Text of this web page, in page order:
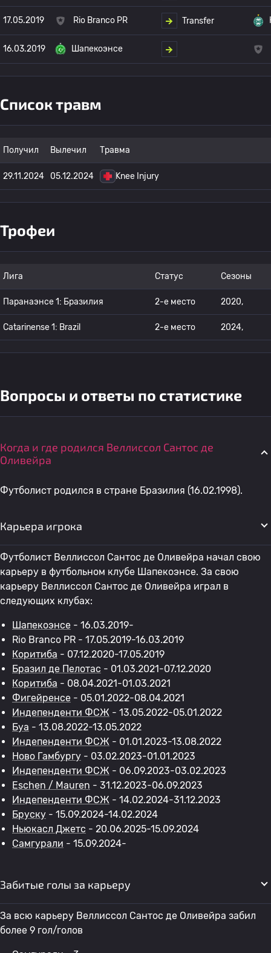
17.05.2019 Rio Branco PR Transfer
16.03.2019 Шапекоэнсе
Список травм
Получил Вылечил Травма
29.11.2024 05.12.2024 Knee Injury
Трофеи
Лига Статус Сезоны
Паранаэнсе 1: Бразилия 2-е место 2020,
Catarinense 1: Brazil 2-е место 2024,
Вопросы и ответы по статистике
Когда и где родился Веллиссол Сантос де
Оливейра
Футболист родился в стране Бразилия (16.02.1998).
Карьера игрока
Футболист Веллиссол Сантос де Оливейра начал свою
карьеру в футбольном клубе Шапекоэнсе. За свою
карьеру Веллиссол Сантос де Оливейра играл в
следующих клубах:
Шапекоэнсе - 16.03.2019-
Rio Branco PR - 17.05.2019-16.03.2019
Коритиба - 07.12.2020-17.05.2019
Бразил де Пелотас - 01.03.2021-07.12.2020
Коритиба - 08.04.2021-01.03.2021
Фигейренсе - 05.01.2022-08.04.2021
Индепенденти ФСЖ - 13.05.2022-05.01.2022
Буа - 13.08.2022-13.05.2022
Индепенденти ФСЖ - 01.01.2023-13.08.2022
Ново Гамбургу - 03.02.2023-01.01.2023
Индепенденти ФСЖ - 06.09.2023-03.02.2023
Eschen / Mauren - 31.12.2023-06.09.2023
Индепенденти ФСЖ - 14.02.2024-31.12.2023
Бруску - 15.09.2024-14.02.2024
Ньюкасл Джетс - 20.06.2025-15.09.2024
Самгурали - 15.09.2024-
Забитые голы за карьеру
За всю карьеру Веллиссол Сантос де Оливейра забил
более 9 гол/голов